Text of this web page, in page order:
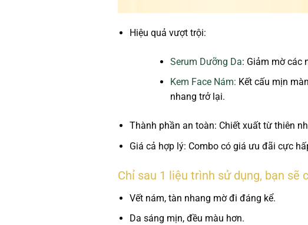
Hiệu quả vượt trội:
Serum Dưỡng Da: Giảm mờ các
Kem Face Nám: Kết cấu mịn
nhang trở lại.
Thành phần an toàn: Chiết xuất từ thiên
Giá cả hợp lý: Combo có giá ưu đãi cực
Chỉ sau 1 liệu trình sử dụng, bạn
Vết nám, tàn nhang mờ đi đáng kể.
Da sáng mịn, đều màu hơn.